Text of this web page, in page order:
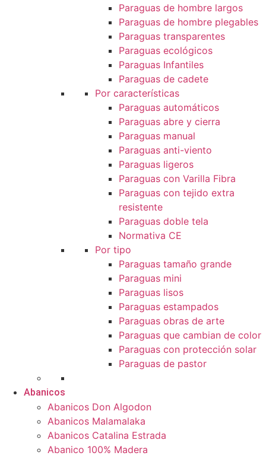
Paraguas de hombre largos
Paraguas de hombre plegables
Paraguas transparentes
Paraguas ecológicos
Paraguas Infantiles
Paraguas de cadete
Por características
Paraguas automáticos
Paraguas abre y cierra
Paraguas manual
Paraguas anti-viento
Paraguas ligeros
Paraguas con Varilla Fibra
Paraguas con tejido extra
resistente
Paraguas doble tela
Normativa CE
Por tipo
Paraguas tamaño grande
Paraguas mini
Paraguas lisos
Paraguas estampados
Paraguas obras de arte
Paraguas que cambian de color
Paraguas con protección solar
Paraguas de pastor
Abanicos
Abanicos Don Algodon
Abanicos Malamalaka
Abanicos Catalina Estrada
Abanico 100% Madera